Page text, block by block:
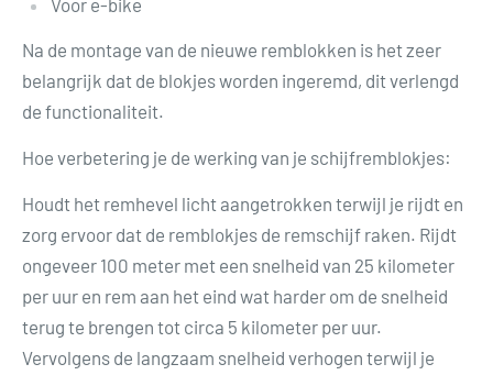
Na de montage van de nieuwe remblokken is het zeer
belangrijk dat de blokjes worden ingeremd, dit verlengd
de functionaliteit.
Hoe verbetering je de werking van je schijfremblokjes:
Houdt het remhevel licht aangetrokken terwijl je rijdt en
zorg ervoor dat de remblokjes de remschijf raken. Rijdt
ongeveer 100 meter met een snelheid van 25 kilometer
per uur en rem aan het eind wat harder om de snelheid
terug te brengen tot circa 5 kilometer per uur.
Vervolgens de langzaam snelheid verhogen terwijl je